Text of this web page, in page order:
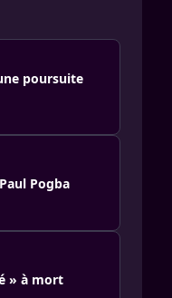
poursuite
Pogba
» à mort